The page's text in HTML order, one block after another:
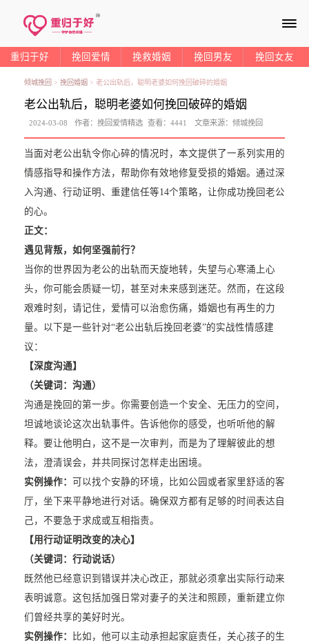
≡
重归于好 挽回爱情 挽救婚姻 挽回男友 挽回女友
倾城挽回 > 挽回婚姻 > 老公出轨后，聪明老婆如何挽回破碎的婚姻
老公出轨后，聪明老婆如何挽回破碎的婚姻
2024-03-08 作者：挽回爱情精选 查看：4441 文章来源： 倾城挽回
当面对老公出轨令你心碎的情况时，本文提供了一系列实用的
情感指导和操作方法，帮助你有效地修复受损的婚姻。通过深
入沟通、行动证明、重建信任等14个策略，让你成功挽回老公
的心。
正文：
遇见背叛，如何坚强前行？
当你的世界因为老公的出轨而天旋地转，失望与心寒涌上心
头，你可能会质疑一切，甚至对未来感到迷茫。然而，在这段
艰难时刻，请记住，爱情可以治愈伤痛，婚姻也有再生的力
量。以下是一些针对“老公出轨后挽回老婆”的实战性情感建
议：
【深度沟通】
（关键词：沟通）
沟通是挽回的第一步。你需要创造一个安全、无压力的空间，
坦诚地谈论这次出轨事件。告诉他你的感受，也听听他的解
释。要让他明白，这不是一次审判，而是为了理解彼此的想
法，澄清误会，并共同探讨怎样走出困境。
实例操作：
可以找个安静的环境，比如公园或者家里舒适的客
厅，坐下来平静地进行对话。确保双方都有足够的时间表达自
己，不要急于求成或互相指责。
【用行动证明改变的决心】
（关键词：行动说话）
既然他已经意识到错误并决心改正，那就必须拿出实际行动来
表明诚意。这包括加强日常对妻子的关注和照顾，重新建立你
们曾经共享的美好时光。
实例操作：
比如，他可以主动承担起家庭责任，关心孩子的生